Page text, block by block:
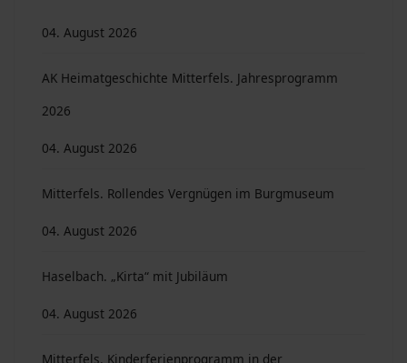
04. August 2026
AK Heimatgeschichte Mitterfels. Jahresprogramm
2026
04. August 2026
Mitterfels. Rollendes Vergnügen im Burgmuseum
04. August 2026
Haselbach. „Kirta“ mit Jubiläum
04. August 2026
Mitterfels. Kinderferienprogramm in der